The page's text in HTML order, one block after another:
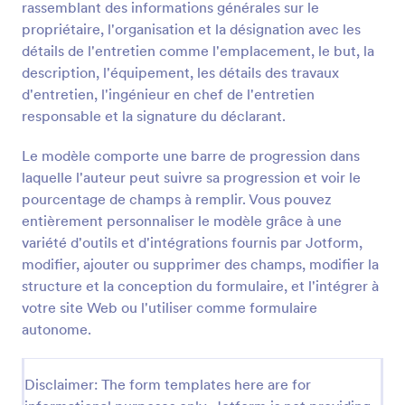
rassemblant des informations générales sur le
propriétaire, l'organisation et la désignation avec les
détails de l'entretien comme l'emplacement, le but, la
description, l'équipement, les détails des travaux
d'entretien, l'ingénieur en chef de l'entretien
responsable et la signature du déclarant.
Le modèle comporte une barre de progression dans
laquelle l'auteur peut suivre sa progression et voir le
pourcentage de champs à remplir. Vous pouvez
entièrement personnaliser le modèle grâce à une
variété d'outils et d'intégrations fournis par Jotform,
modifier, ajouter ou supprimer des champs, modifier la
structure et la conception du formulaire, et l'intégrer à
votre site Web ou l'utiliser comme formulaire
autonome.
Disclaimer: The form templates here are for
point de départ pour les organisations qui ont besoin
d'un formulaire de haute qualité rapidement.
Prévisualiser